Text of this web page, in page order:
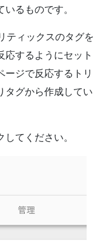
るものです。
ティックスのタグを
応するようにセット
ージで反応するトリ
タグから作成してい
てください。